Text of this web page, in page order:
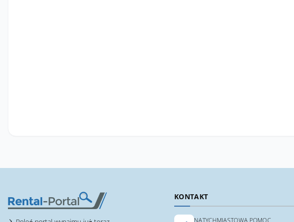
KONTAKT
NATYCHMIASTOWA POMOC